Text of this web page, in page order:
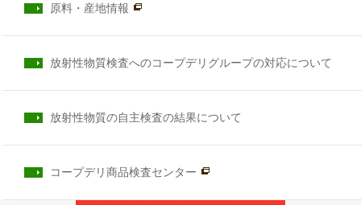
原料・産地情報
放射性物質検査へのコープデリグループの対応について
放射性物質の自主検査の結果について
コープデリ商品検査センター